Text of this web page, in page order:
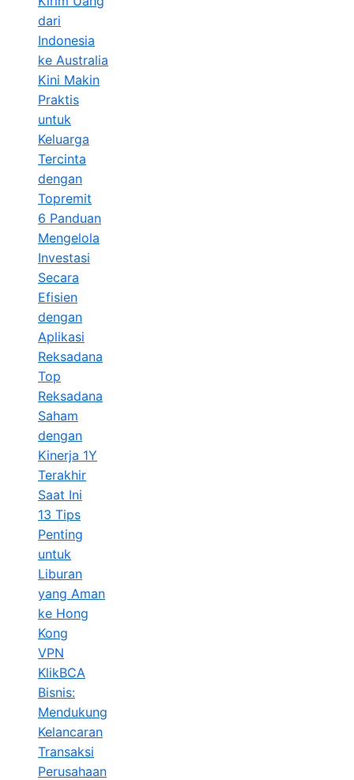
dari
Indonesia
ke Australia
Kini Makin
Praktis
untuk
Keluarga
Tercinta
dengan
Topremit
6 Panduan
Mengelola
Investasi
Secara
Efisien
dengan
Aplikasi
Reksadana
Top
Reksadana
Saham
dengan
Kinerja 1Y
Terakhir
Saat Ini
13 Tips
Penting
untuk
Liburan
yang Aman
ke Hong
Kong
VPN
KlikBCA
Bisnis:
Mendukung
Kelancaran
Transaksi
Perusahaan